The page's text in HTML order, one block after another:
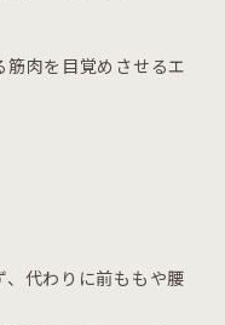
筋肉を目覚めさせるエ
、代わりに前ももや腰